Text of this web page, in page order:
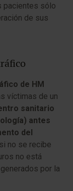
pacientes sólo
de sus
de HM
víctimas de un
sanitario
antes
del
no se recibe
no está
por la